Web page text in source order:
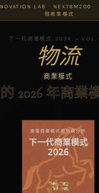
LAB · NEXTBM200 ·
個商業模式
下一代商業模式 2026 - VOL.
物流
商業模式
2026 年商業